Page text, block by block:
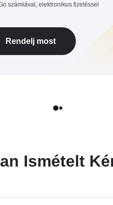
számlával, elektronikus fizetéssel
Rendelj most
Ismételt